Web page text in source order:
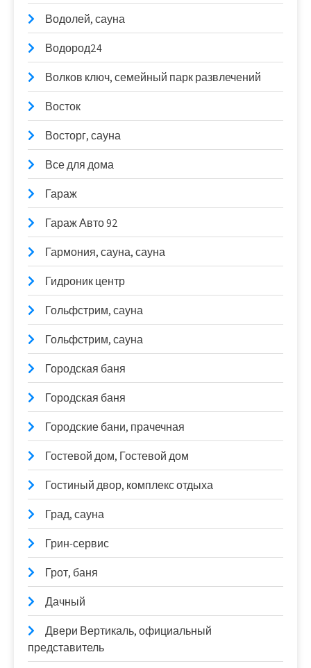
Водолей, сауна
Водород24
Волков ключ, семейный парк развлечений
Восток
Восторг, сауна
Все для дома
Гараж
Гараж Авто 92
Гармония, сауна, сауна
Гидроник центр
Гольфстрим, сауна
Гольфстрим, сауна
Городская баня
Городская баня
Городские бани, прачечная
Гостевой дом, Гостевой дом
Гостиный двор, комплекс отдыха
Град, сауна
Грин-сервис
Грот, баня
Дачный
Двери Вертикаль, официальный
представитель